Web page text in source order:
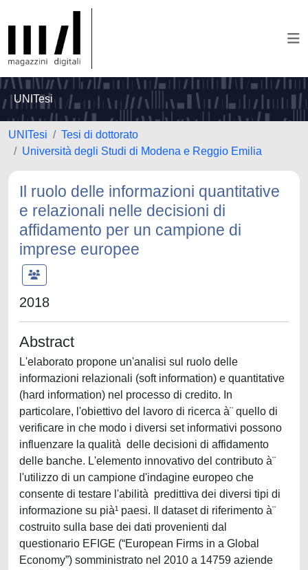
UNITesi
UNITesi
Tesi di dottorato
Università degli Studi di Modena e Reggio Emilia
Il ruolo delle informazioni quantitative
e relazionali nelle decisioni di
affidamento per un campione di
imprese europee
2018
Abstract
L'elaborato propone un'analisi sul ruolo delle
informazioni relazionali (soft information) e quantitative
(hard information) nel processo di credito. In
particolare, l'obiettivo del lavoro di ricerca à¨ quello di
verificare in che modo i diversi set informativi possono
influenzare la qualità delle decisioni di affidamento
delle banche. L'elemento innovativo del contributo à¨
l'utilizzo di un campione d'indagine europeo che
consente di testare l'abilità predittiva dei diversi tipi di
informazione su pià¹ paesi. Il dataset di riferimento à¨
costruito sulla base dei dati provenienti dal
questionario EFIGE (“European Firms in a Global
Economy”) somministrato nel 2010 a 14759 aziende